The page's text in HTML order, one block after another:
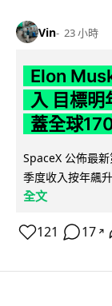
Vin 23 小時
Elon
入 目標
蓋全球
SpaceX 公佈最
季度收入按年飆
全文
121 17 ↗